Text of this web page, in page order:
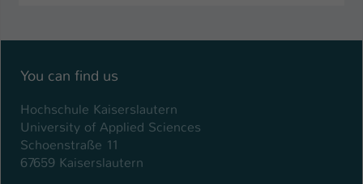
You can find us
Hochschule Kaiserslautern
University of Applied Sciences
Schoenstraße 11
67659 Kaiserslautern